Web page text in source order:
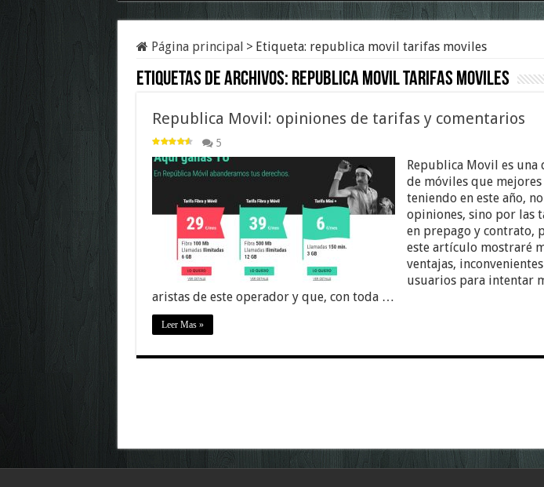
Página principal > Etiqueta: republica movil tarifas moviles
Etiquetas de archivos: republica movil tarifas moviles
Republica Movil: opiniones de tarifas y comentarios
5
Republica Movil es una
de móviles que
teniendo en este año,
opiniones, sino por las
en prepago y contrato,
este artículo mostraré
ventajas,
usuarios para intentar
aristas de este operador y que, con toda …
Leer Mas »